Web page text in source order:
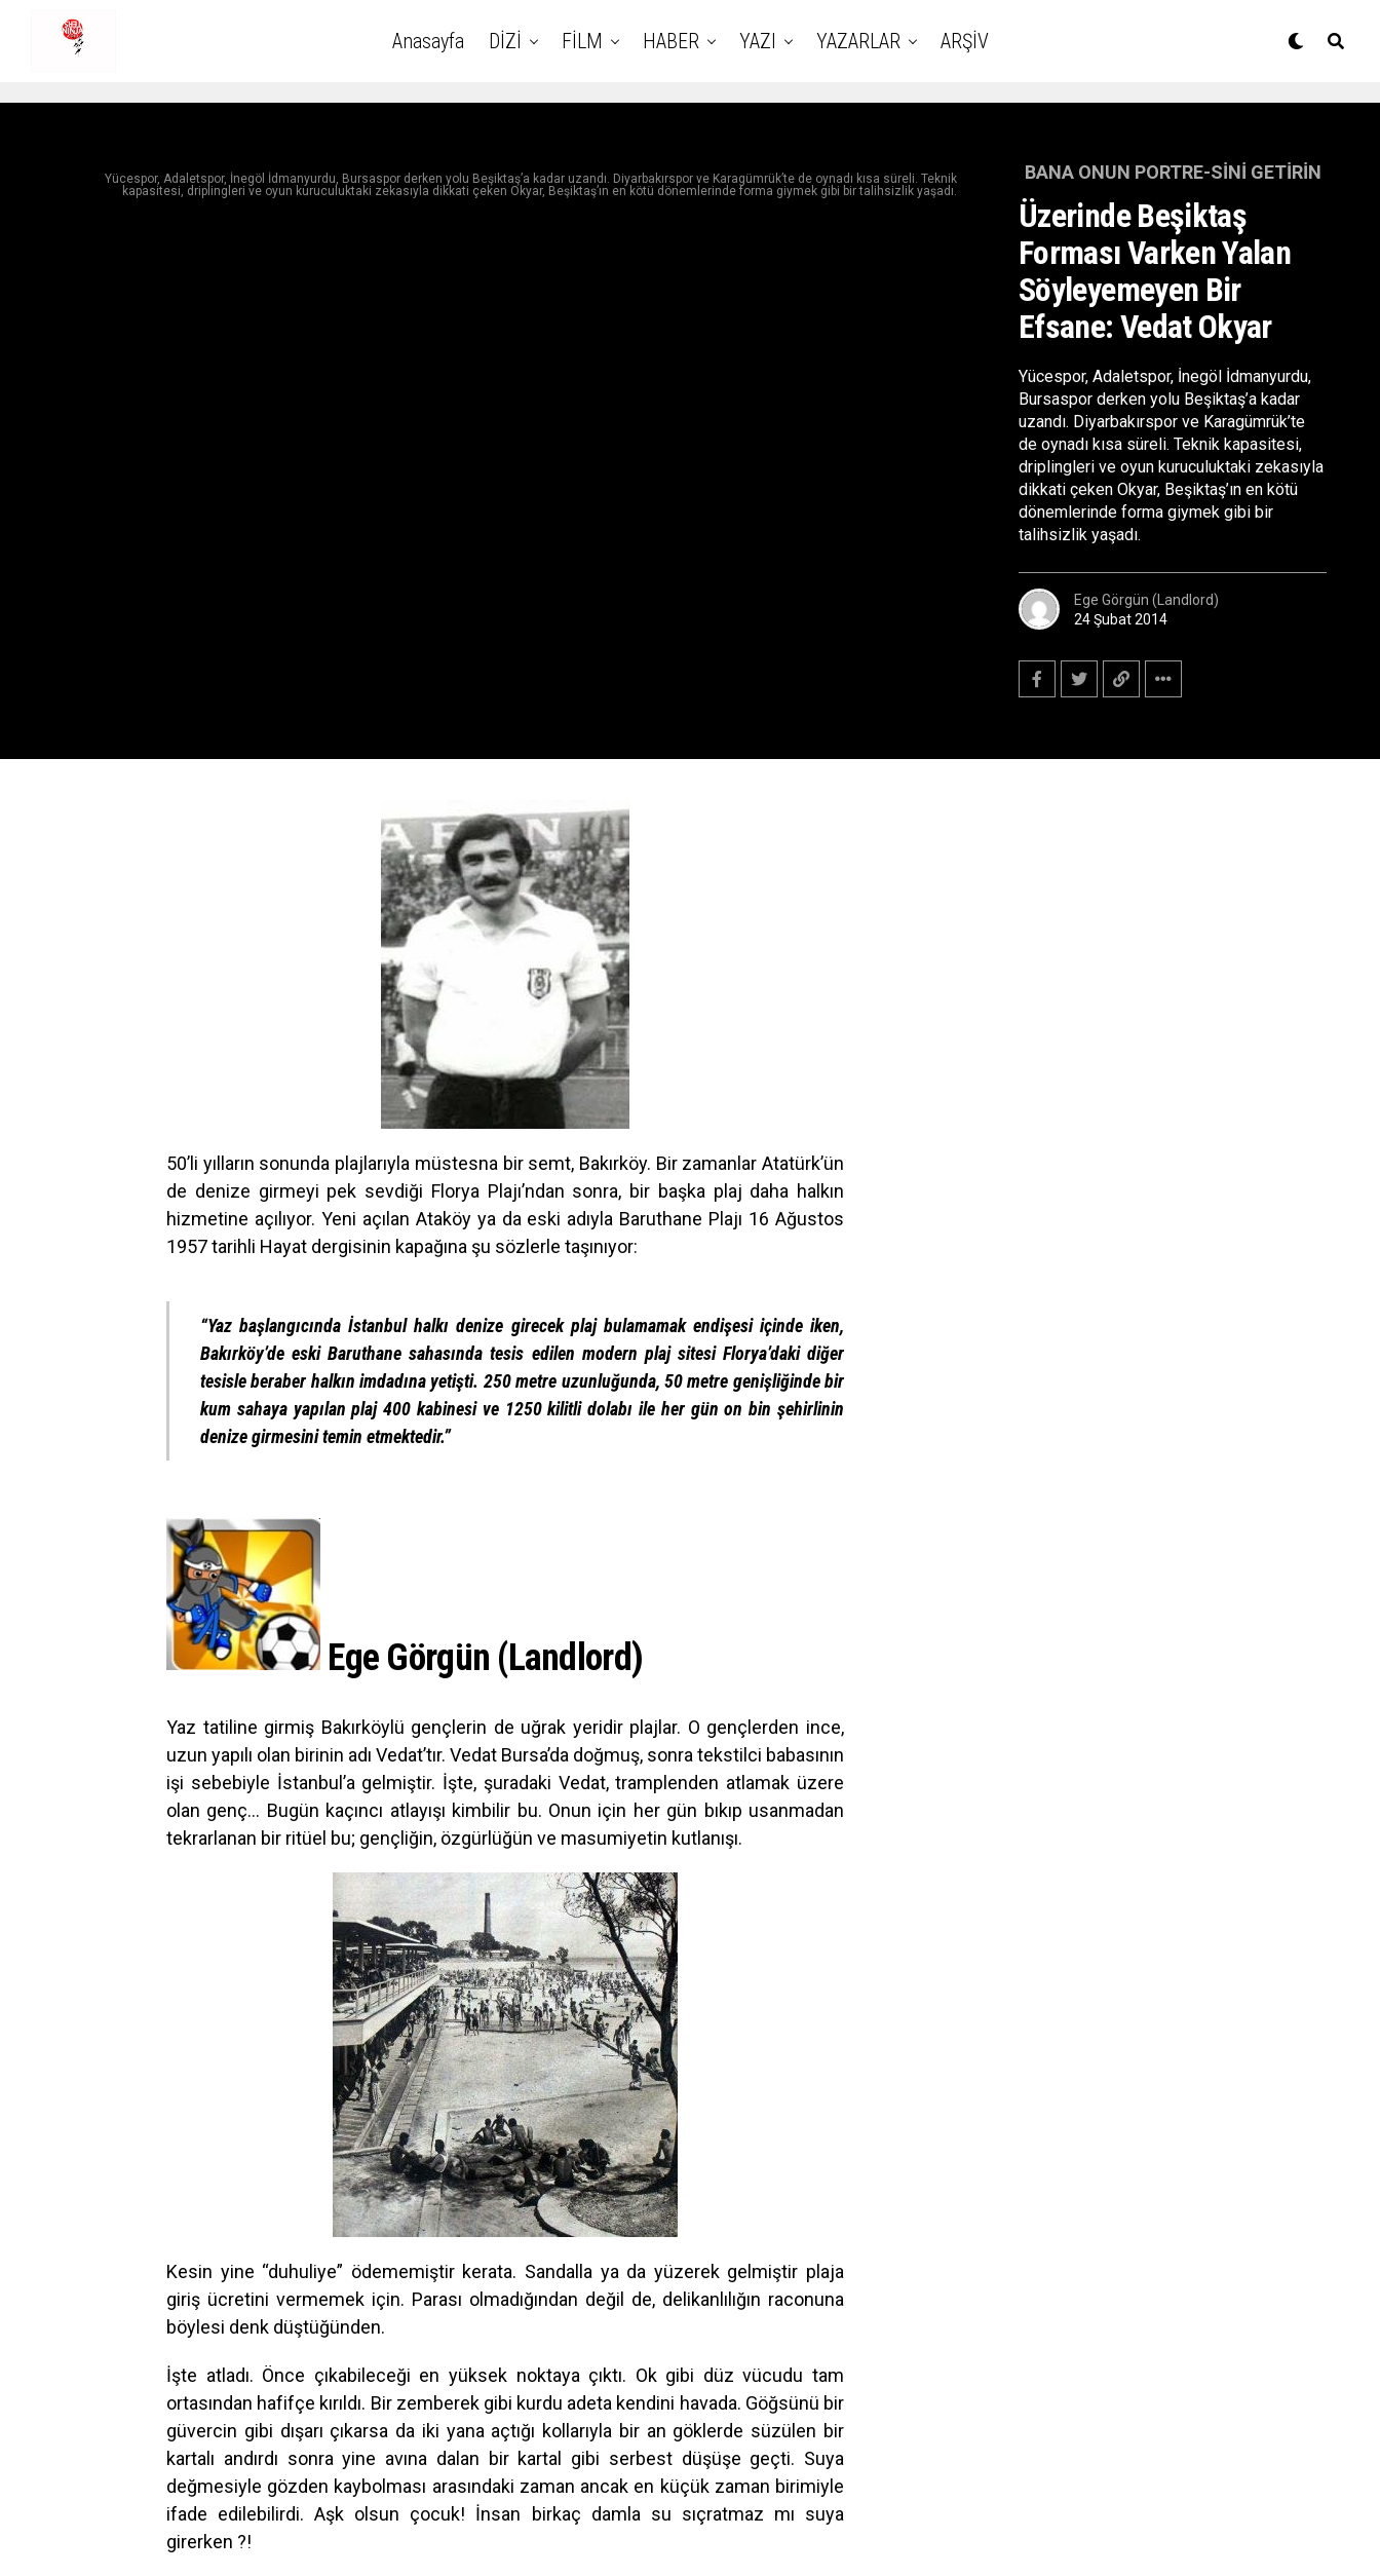
Anasayfa DİZİ FİLM HABER YAZI YAZARLAR ARŞİV
Yücespor, Adaletspor, İnegöl İdmanyurdu, Bursaspor derken yolu Beşiktaş’a kadar uzandı. Diyarbakırspor ve Karagümrük’te de oynadı kısa süreli. Teknik
kapasitesi, driplingleri ve oyun kuruculuktaki zekasıyla dikkati çeken Okyar, Beşiktaş’ın en kötü dönemlerinde forma giymek gibi bir talihsizlik yaşadı.
BANA ONUN PORTRE-SINI GETIRIN
Üzerinde Beşiktaş
Forması Varken Yalan
Söyleyemeyen Bir
Efsane: Vedat Okyar
Yücespor, Adaletspor, İnegöl İdmanyurdu,
Bursaspor derken yolu Beşiktaş’a kadar
uzandı. Diyarbakırspor ve Karagümrük’te
de oynadı kısa süreli. Teknik kapasitesi,
driplingleri ve oyun kuruculuktaki zekasıyla
dikkati çeken Okyar, Beşiktaş’ın en kötü
dönemlerinde forma giymek gibi bir
talihsizlik yaşadı.
Ege Görgün (Landlord)
24 Şubat 2014
50’li yılların sonunda plajlarıyla müstesna bir semt, Bakırköy. Bir zamanlar Atatürk’ün
de denize girmeyi pek sevdiği Florya Plajı’ndan sonra, bir başka plaj daha halkın
hizmetine açılıyor. Yeni açılan Ataköy ya da eski adıyla Baruthane Plajı 16 Ağustos
1957 tarihli Hayat dergisinin kapağına şu sözlerle taşınıyor:
“Yaz başlangıcında İstanbul halkı denize girecek plaj bulamamak endişesi içinde iken,
Bakırköy’de eski Baruthane sahasında tesis edilen modern plaj sitesi Florya’daki diğer
tesisle beraber halkın imdadına yetişti. 250 metre uzunluğunda, 50 metre genişliğinde bir
kum sahaya yapılan plaj 400 kabinesi ve 1250 kilitli dolabı ile her gün on bin şehirlinin
denize girmesini temin etmektedir.”
Ege Görgün (Landlord)
Yaz tatiline girmiş Bakırköylü gençlerin de uğrak yeridir plajlar. O gençlerden ince,
uzun yapılı olan birinin adı Vedat’tır. Vedat Bursa’da doğmuş, sonra tekstilci babasının
işi sebebiyle İstanbul’a gelmiştir. İşte, şuradaki Vedat, tramplenden atlamak üzere
olan genç… Bugün kaçıncı atlayışı kimbilir bu. Onun için her gün bıkıp usanmadan
tekrarlanan bir ritüel bu; gençliğin, özgürlüğün ve masumiyetin kutlanışı.
Kesin yine “duhuliye” ödememiştir kerata. Sandalla ya da yüzerek gelmiştir plaja
giriş ücretini vermemek için. Parası olmadığından değil de, delikanlılığın raconuna
böylesi denk düştüğünden.
İşte atladı. Önce çıkabileceği en yüksek noktaya çıktı. Ok gibi düz vücudu tam
ortasından hafifçe kırıldı. Bir zemberek gibi kurdu adeta kendini havada. Göğsünü bir
güvercin gibi dışarı çıkarsa da iki yana açtığı kollarıyla bir an göklerde süzülen bir
kartalı andırdı sonra yine avına dalan bir kartal gibi serbest düşüşe geçti. Suya
değmesiyle gözden kaybolması arasındaki zaman ancak en küçük zaman birimiyle
ifade edilebilirdi. Aşk olsun çocuk! İnsan birkaç damla su sıçratmaz mı suya
girerken ?!